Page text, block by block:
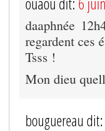
daaphnée
regardent ces
Tsss !
Mon dieu
bouguereau dit: